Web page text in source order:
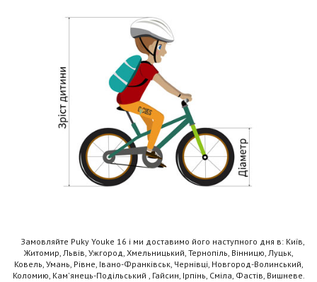
Замовляйте Puky Youke 16 і ми доставимо його наступного дня в: Київ,
Житомир, Львів, Ужгород, Хмельницький, Тернопіль, Вінницю, Луцьк,
Ковель, Умань, Рівне, Івано-Франківськ, Чернівці, Новгород-Волинський,
Коломию, Кам'янець-Подільський , Гайсин, Ірпінь, Сміла, Фастів, Вишневе.